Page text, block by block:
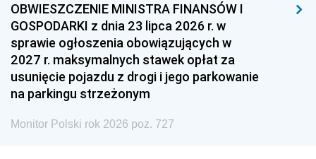
OBWIESZCZENIE MINISTRA FINANSÓW I
GOSPODARKI z dnia 23 lipca 2026 r. w
sprawie ogłoszenia obowiązujących w
2027 r. maksymalnych stawek opłat za
usunięcie pojazdu z drogi i jego parkowanie
na parkingu strzeżonym
Monitor Polski rok 2026 poz. 727